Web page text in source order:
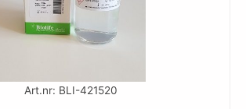
Art.nr: BLI-421520